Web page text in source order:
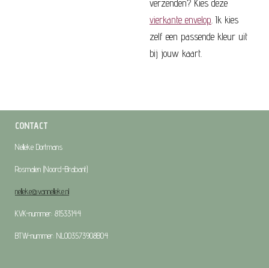
verzenden? Kies deze
vierkante envelop . Ik kies
zelf een passende kleur uit
bij jouw kaart.
CONTACT
Nelleke Dortmans
Rosmalen (Noord-Brabant)
nelleke@vannelleke.nl
KVK-nummer: 81533144
BTW-nummer: NL003573908B04